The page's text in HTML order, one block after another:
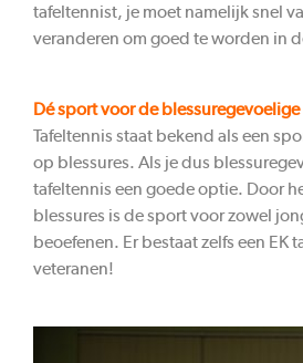
tafeltennist, je moet namelijk snel
veranderen om goed te worden in
Dé sport voor de
Tafeltennis staat bekend als een
op blessures. Als je dus
tafeltennis een goede optie. Door
blessures is de sport voor zowel
beoefenen. Er bestaat zelfs een EK
veteranen!